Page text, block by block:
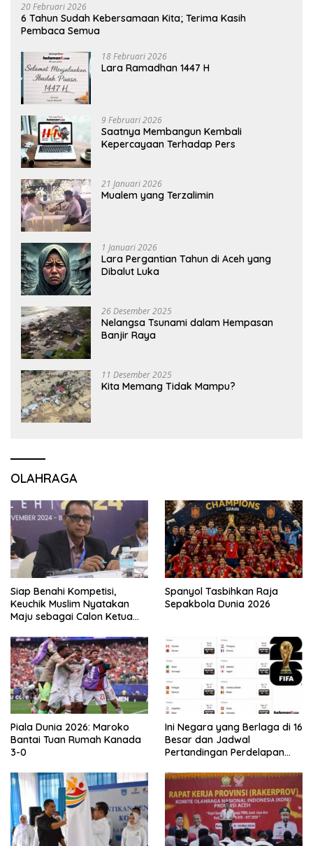
20 Februari 2026
6 Tahun Sudah Kebersamaan Kita; Terima Kasih
Pembaca Semua
18 Februari 2026
Lara Ramadhan 1447 H
9 Februari 2026
Saatnya Membangun Kembali
Kepercayaan Terhadap Pers
21 Januari 2026
Mualem yang Terzalimin
1 Januari 2026
Lara Pergantian Tahun di Aceh yang
Dibalut Luka
26 Desember 2025
Nelangsa Tsunami dalam Hempasan
Banjir Raya
11 Desember 2025
Kita Memang Tidak Mampu?
OLAHRAGA
Siap Benahi Kompetisi,
Keuchik Muslim Nyatakan
Maju sebagai Calon Ketua
Spanyol Tasbihkan Raja
Sepakbola Dunia 2026
Piala Dunia 2026: Maroko
Bantai Tuan Rumah Kanada
3-0
Ini Negara yang Berlaga di 16
Besar dan Jadwal
Pertandingan Perdelapan